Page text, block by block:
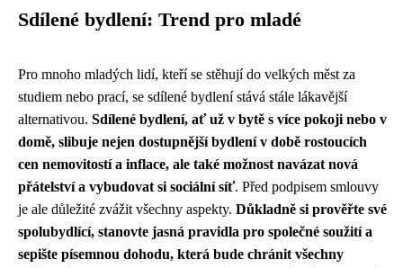
Sdílené bydlení: Trend pro mladé
Pro mnoho mladých lidí, kteří se stěhují do velkých měst za
studiem nebo prací, se sdílené bydlení stává stále lákavější
alternativou. Sdílené bydlení, ať už v bytě s více pokoji nebo v
domě, slibuje nejen dostupnější bydlení v době rostoucích
cen nemovitostí a inflace, ale také možnost navázat nová
přátelství a vybudovat si sociální síť. Před podpisem smlouvy
je ale důležité zvážit všechny aspekty. Důkladně si prověřte své
spolubydlící, stanovte jasná pravidla pro společné soužití a
sepište písemnou dohodu, která bude chránit všechny